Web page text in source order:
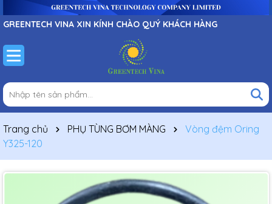
GREENTECH VINA XIN KÍNH CHÀO QUÝ KHÁCH HÀNG
Trang chủ PHỤ TÙNG BƠM MÀNG
Vòng đệm Oring
Y325-120